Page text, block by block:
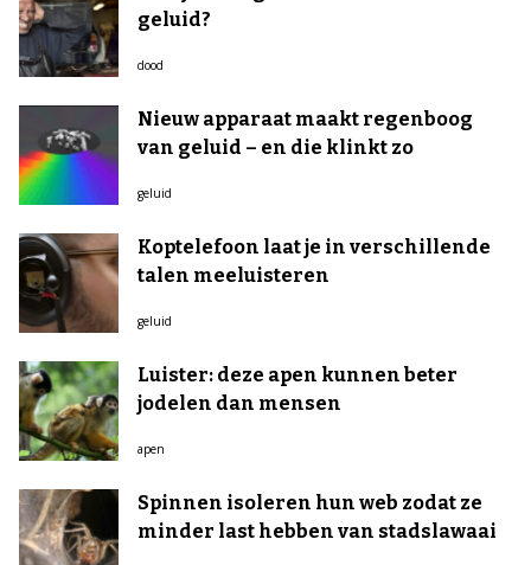
geluid?
dood
Nieuw apparaat maakt regenboog
van geluid – en die klinkt zo
geluid
Koptelefoon laat je in verschillende
talen meeluisteren
geluid
Luister: deze apen kunnen beter
jodelen dan mensen
apen
Spinnen isoleren hun web zodat ze
minder last hebben van stadslawaai